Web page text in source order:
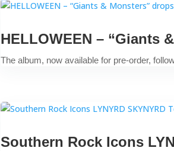
HELLOWEEN – “Giants
The album, now available for pre-order,
Southern Rock Icons